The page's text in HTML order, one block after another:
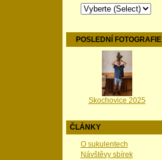
POSLEDNÍ FOTOGRAFIE
Skochovice 2025
ČLÁNKY
O sukulentech
Návštěvy sbírek